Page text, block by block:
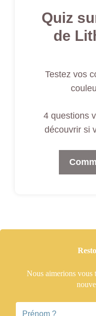
Quiz
de
Testez vos
4 questions
découvrir si
Nous aimerions vous